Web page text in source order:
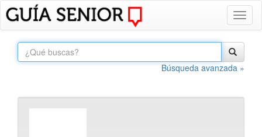
Búsqueda avanzada »